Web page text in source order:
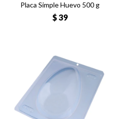
Placa Simple Huevo 500 g
$ 39